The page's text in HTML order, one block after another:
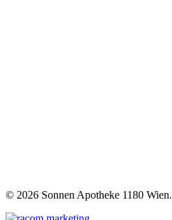
© 2026 Sonnen Apotheke 1180 Wien.